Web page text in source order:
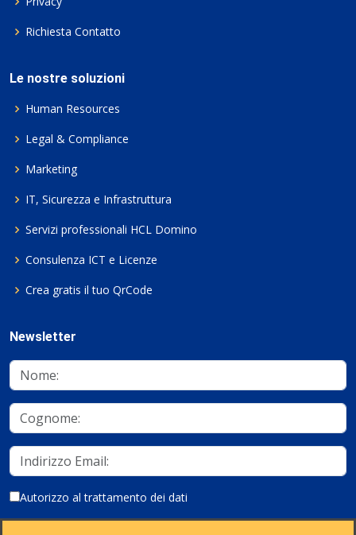
Richiesta Contatto
Le nostre soluzioni
Human Resources
Legal & Compliance
Marketing
IT, Sicurezza e Infrastruttura
Servizi professionali HCL Domino
Consulenza ICT e Licenze
Crea gratis il tuo QrCode
Newsletter
Autorizzo al trattamento dei dati